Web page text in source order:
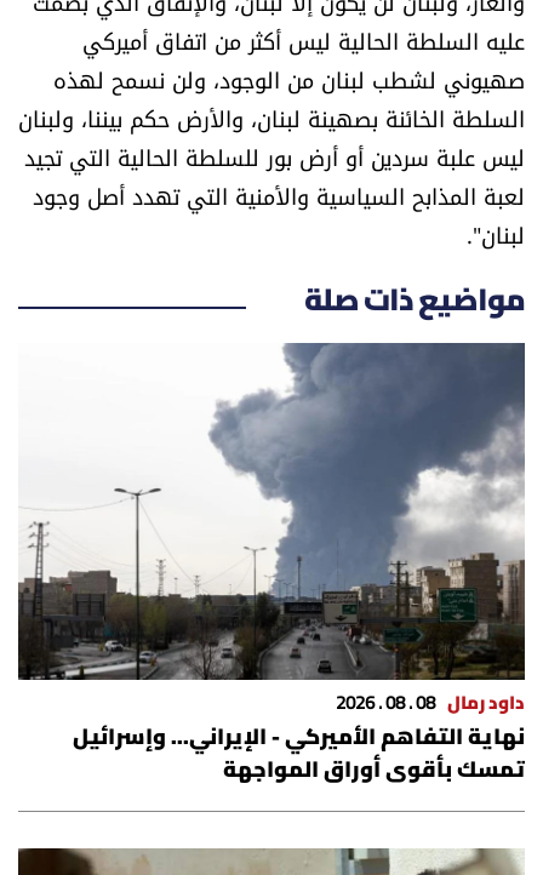
عليه السلطة الحالية ليس أكثر من اتفاق أميركي
صهيوني لشطب لبنان من الوجود، ولن نسمح لهذه
السلطة الخائنة بصهينة لبنان، والأرض حكم بيننا، ولبنان
ليس علبة سردين أو أرض بور للسلطة الحالية التي تجيد
لعبة المذابح السياسية والأمنية التي تهدد أصل وجود
لبنان".
مواضيع ذات صلة
داود رمال 08 . 08 . 2026
نهاية التفاهم الأميركي - الإيراني... وإسرائيل
تمسك بأقوى أوراق المواجهة